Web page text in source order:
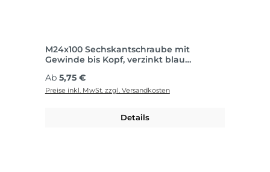
M24x100 Sechskantschraube mit
Gewinde bis Kopf, verzinkt blau
Regulärer Preis:
Ab 5,75 €
Preise inkl. MwSt. zzgl. Versandkosten
Details